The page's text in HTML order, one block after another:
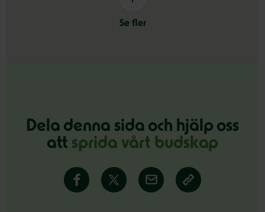
Se fler
Dela denna sida och hjälp oss
att sprida vårt budskap